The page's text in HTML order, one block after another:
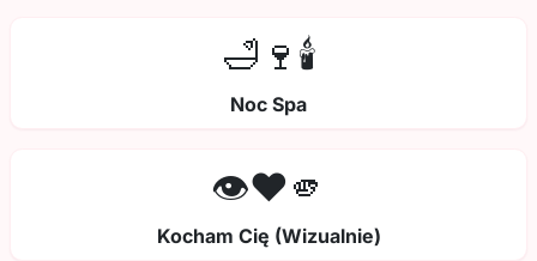
🛁🍷🕯️
Noc Spa
👁️❤️🫵
Kocham Cię (Wizualnie)